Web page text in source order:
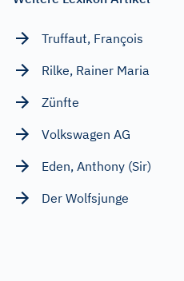
Truffaut, François
Rilke, Rainer Maria
Zünfte
Volkswagen AG
Eden, Anthony (Sir)
Der Wolfsjunge